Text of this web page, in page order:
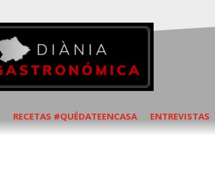
RECETAS #QUÉDATEENCASA ENTREVISTAS